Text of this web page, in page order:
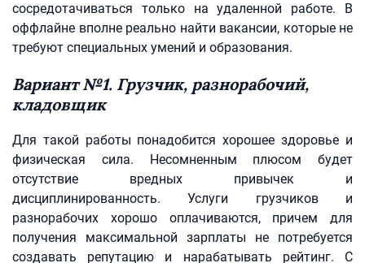
сосредотачиваться только на удаленной работе. В
оффлайне вполне реально найти вакансии, которые не
требуют специальных умений и образования.
Вариант №1. Грузчик, разнорабочий,
кладовщик
Для такой работы понадобится хорошее здоровье и
физическая сила. Несомненным плюсом будет
отсутствие вредных привычек и
дисциплинированность. Услуги грузчиков и
разнорабочих хорошо оплачиваются, причем для
получения максимальной зарплаты не потребуется
создавать репутацию и нарабатывать рейтинг. С